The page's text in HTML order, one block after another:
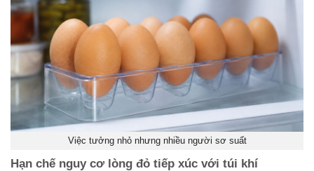
Việc tưởng nhỏ nhưng nhiều người sơ suất
Hạn chế nguy cơ lòng đỏ tiếp xúc với túi khí